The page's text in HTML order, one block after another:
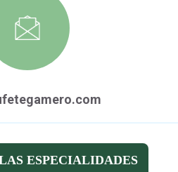
ESPECIALIDADES